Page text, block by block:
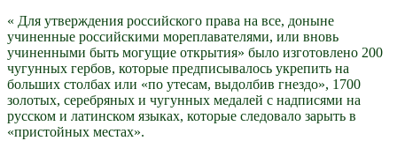
« Для утверждения российского права на все, доныне
учиненные российскими мореплавателями, или вновь
учиненными быть могущие открытия» было изготовлено 200
чугунных гербов, которые предписывалось укрепить на
больших столбах или «по утесам, выдолбив гнездо», 1700
золотых, серебряных и чугунных медалей с надписями на
русском и латинском языках, которые следовало зарыть в
«пристойных местах».